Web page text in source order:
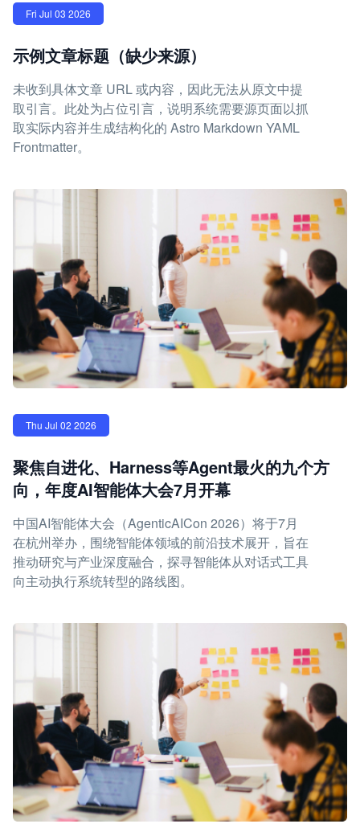
Fri Jul 03 2026
示例文章标题（缺少来源）
未收到具体文章 URL 或内容，因此无法从原文中提
取引言。此处为占位引言，说明系统需要源页面以抓
取实际内容并生成结构化的 Astro Markdown YAML
Frontmatter。
Thu Jul 02 2026
聚焦自进化、Harness等Agent最火的九个方
向，年度AI智能体大会7月开幕
中国AI智能体大会（AgenticAICon 2026）将于7月
在杭州举办，围绕智能体领域的前沿技术展开，旨在
推动研究与产业深度融合，探寻智能体从对话式工具
向主动执行系统转型的路线图。